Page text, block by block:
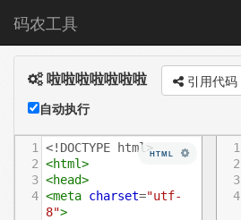
码农工具
啦啦啦啦啦啦啦 引用代码
自动执行
1
<!DOCTYPE html>
2 <html>
3 <head>
4 <meta charset="utf-
8">
HTML 1
2
3
4